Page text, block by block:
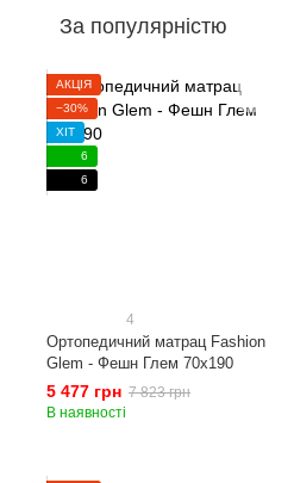
За популярністю
АКЦІЯ
−30%
ХІТ
6
6
4
Ортопедичний матрац Fashion
Glem - Фешн Глем 70x190
5 477 грн 7 823 грн
В наявності